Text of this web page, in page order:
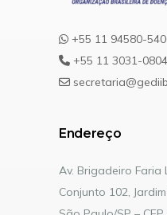
+55 11 94580-
+55 11 3031-0804
Endereço
Av. Brigadeiro Faria
Conjunto 102,